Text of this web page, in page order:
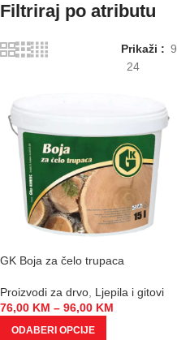
Filtriraj po atributu
Prikaži 9
24
GK Boja za čelo trupaca
Proizvodi za drvo Ljepila i gitovi
76,00 KM – 96,00 KM
ODABERI OPCIJE